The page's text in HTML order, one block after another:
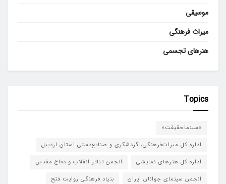
موسیقی
میراث فرهنگی
هنرهای تجسمی
Topics
«سینماحقیقت»
اداره کل میراث‌فرهنگی، گردشگری و صنایع‌دستی استان اردبیل
اداره کل هنرهای نمایشی
انجمن تئاتر انقلاب و دفاع مقدس
انجمن سینمای جوانان ایران
بنیاد فرهنگی روایت فتح